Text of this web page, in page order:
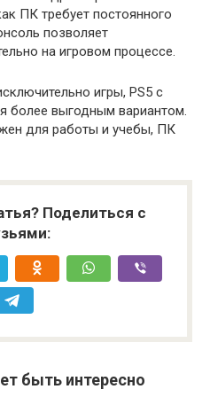
ПК требует постоянного
позволяет
на игровом процессе.
игры, PS5 с
более выгодным вариантом.
для работы и учебы, ПК
Поделиться с
быть интересно